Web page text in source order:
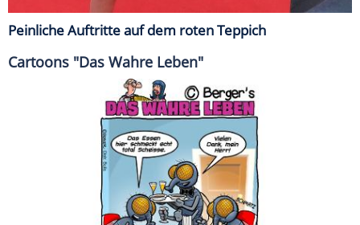
Peinliche Auftritte auf dem roten Teppich
Cartoons "Das Wahre Leben"